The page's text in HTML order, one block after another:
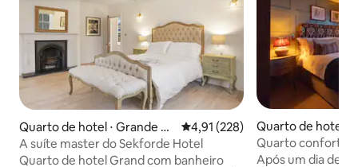
Quarto de hotel ⋅ Grande Lo
ndres
4,91 de uma avaliação média de
4,91 (228)
A suíte master do Sekforde Hotel
Quarto de hotel Grand com banheiro
Quarto de hotel ⋅
s
Quarto
Após um dia de